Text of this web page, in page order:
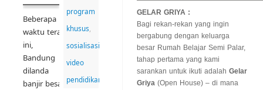
Beberapa
waktu terakhir
ini,
Bandung
dilanda
banjir besar
program
khusus
sosialisasi
video
pendidikan
GELAR GRIYA :
Bagi rekan-rekan yang ingin
bergabung dengan keluarga
besar Rumah Belajar Semi Palar,
tahap pertama yang kami
sarankan untuk ikuti adalah Gelar
Griya (Open House) – di mana